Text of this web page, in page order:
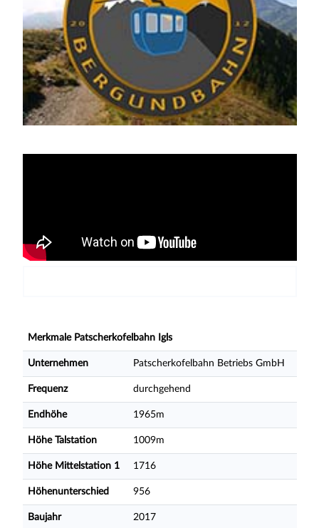
Merkmale Patscherkofelbahn Igls
Unternehmen Patscherkofelbahn Betriebs GmbH
Frequenz durchgehend
Endhöhe 1965m
Höhe Talstation 1009m
Höhe Mittelstation 1 1716
Höhenunterschied 956
Baujahr 2017